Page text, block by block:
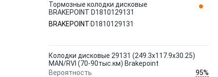
Тормозные колодки дисковые
BRAKEPOINT D1810129131
BRAKEPOINT D1810129131
Колодки дисковые 29131 (249.3x117.9x30.25)
MAN/RVI (70-90тыс.км) Brakepoint
Вероятность
95%